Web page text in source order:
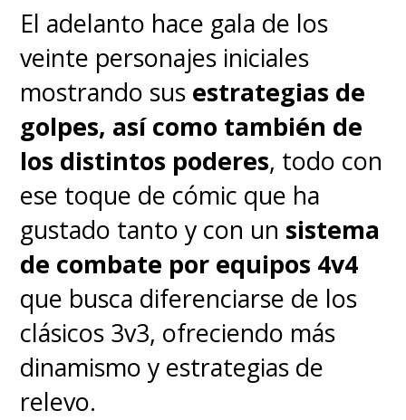
cuyo nombre significa
"Organismo Móvil/Mecanizado
Diseñado Sólo para Matar".
"Ant-Man and the Wasp:
Quantumania" se estrenará
el 16 de febrero de 2023,
dando inicio a la Fase 5 de
Marvel Studios.
El adelanto hace gala de los
veinte personajes iniciales
mostrando sus estrategias de
golpes, así como también de
los distintos poderes, todo con
ese toque de cómic que ha
gustado tanto y con un sistema
de combate por equipos 4v4
que busca diferenciarse de los
clásicos 3v3, ofreciendo más
dinamismo y estrategias de
relevo.